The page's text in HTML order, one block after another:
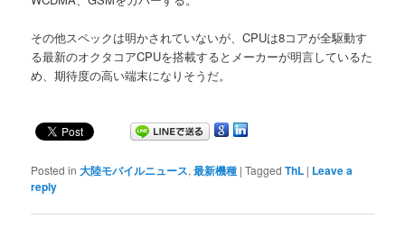
その他スペックは明かされていないが、CPUは8コアが全駆動す
る最新のオクタコアCPUを搭載するとメーカーが明言しているた
め、期待度の高い端末になりそうだ。
Posted in 大陸モバイルニュース,最新機種 |Tagged ThL | Leave a
reply